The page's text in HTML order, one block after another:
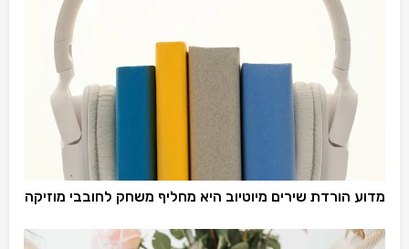
מדוע הורדת שירים מיוטיוב היא מחליף משחק לחובבי מוזיקה